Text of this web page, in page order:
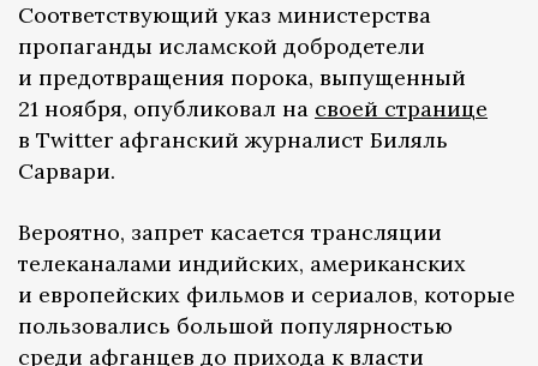
Соответствующий указ министерства
пропаганды исламской добродетели
и предотвращения порока, выпущенный
21 ноября, опубликовал на своей странице
в Twitter афганский журналист Биляль
Сарвари.
Вероятно, запрет касается трансляции
телеканалами индийских, американских
и европейских фильмов и сериалов, которые
пользовались большой популярностью
среди афганцев до прихода к власти